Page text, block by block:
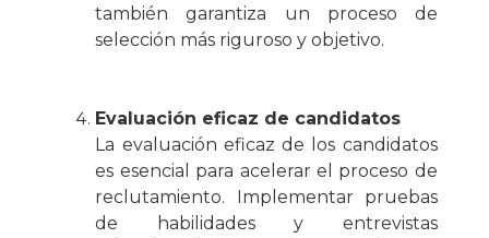
también garantiza un proceso de
selección más riguroso y objetivo.
Evaluación eficaz de candidatos
La evaluación eficaz de los candidatos
es esencial para acelerar el proceso de
reclutamiento. Implementar pruebas
de habilidades y entrevistas